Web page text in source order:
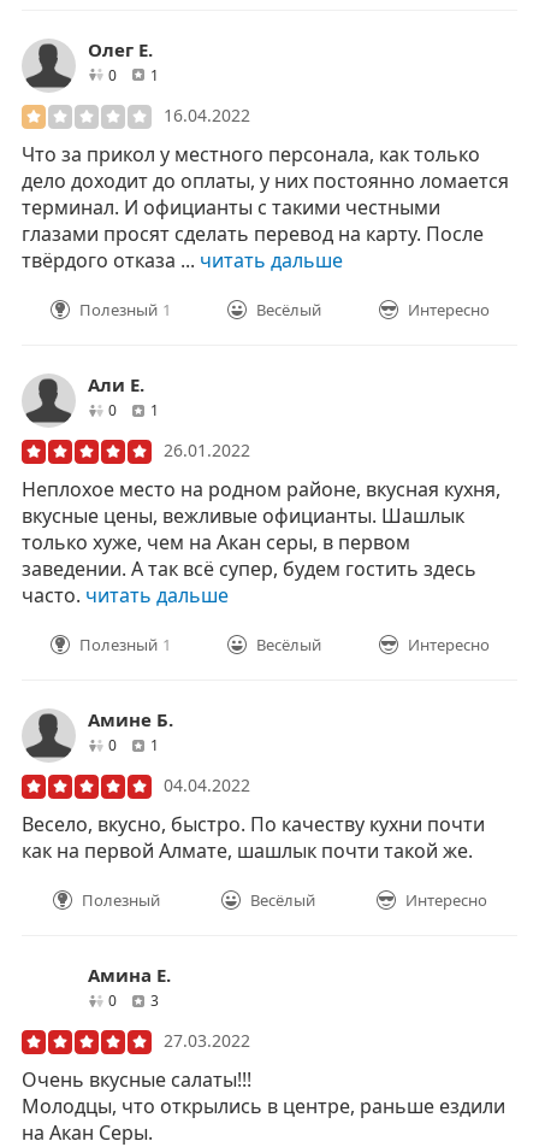
Олег Е.
0друзей1
16.04.2022
Что за прикол у местного персонала, как только
дело доходит до оплаты, у них постоянно ломается
терминал. И официанты с такими честными
глазами просят сделать перевод на карту. После
твёрдого отказа ... читать дальше
Полезный 1 Весёлый Интересно
Али Е.
0друзей1
26.01.2022
Неплохое место на родном районе, вкусная кухня,
вкусные цены, вежливые официанты. Шашлык
только хуже, чем на Акан серы, в первом
заведении. А так всё супер, будем гостить здесь
часто. читать дальше
Полезный 1 Весёлый Интересно
Амине Б.
0друзей1
04.04.2022
Весело, вкусно, быстро. По качеству кухни почти
как на первой Алмате, шашлык почти такой же.
Полезный Весёлый Интересно
Амина Е.
0друзей
3отзывов
27.03.2022
Очень вкусные салаты!!!
Молодцы, что открылись в центре, раньше ездили
на Акан Серы.